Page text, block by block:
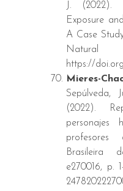
J. (2022).
Exposure
A Case
Natural
https://
Mieres-
Sepúlveda,
(2022).
personajes
profesores
Brasileira
e270016, p.